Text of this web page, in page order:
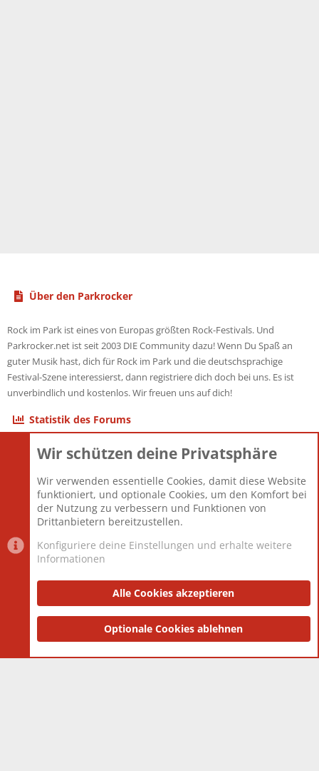
Über den Parkrocker
Rock im Park ist eines von Europas größten Rock-Festivals. Und
Parkrocker.net ist seit 2003 DIE Community dazu! Wenn Du Spaß an
guter Musik hast, dich für Rock im Park und die deutschsprachige
Festival-Szene interessierst, dann registriere dich doch bei uns. Es ist
unverbindlich und kostenlos. Wir freuen uns auf dich!
Statistik des Forums
Themen
Mitglieder
12.426
Neuestes Mitglied
nabulamisika
Datenschutzerklärung Impressum
Community platform by XenForo® © 2010-2025 XenForo Ltd.
and add-ons by ThemeHouse
Wir schützen deine Privatsphäre
Wir verwenden essentielle Cookies, damit diese Website
funktioniert, und optionale Cookies, um den Komfort bei
der Nutzung zu verbessern und Funktionen von
Drittanbietern bereitzustellen.
Konfiguriere deine Einstellungen und erhalte weitere
Informationen
Alle Cookies akzeptieren
Optionale Cookies ablehnen